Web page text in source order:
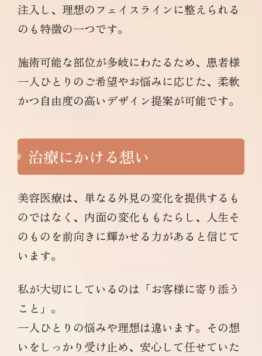
注入し、理想のフェイスラインに整えられる
のも特徴の一つです。
施術可能な部位が多岐にわたるため、患者様
一人ひとりのご希望やお悩みに応じた、柔軟
かつ自由度の高いデザイン提案が可能です。
治療にかける想い
美容医療は、単なる外見の変化を提供するも
のではなく、内面の変化ももたらし、人生そ
のものを前向きに輝かせる力があると信じて
います。
私が大切にしているのは「お客様に寄り添う
こと」。
一人ひとりの悩みや理想は違います。その想
いをしっかり受け止め、安心して任せていた